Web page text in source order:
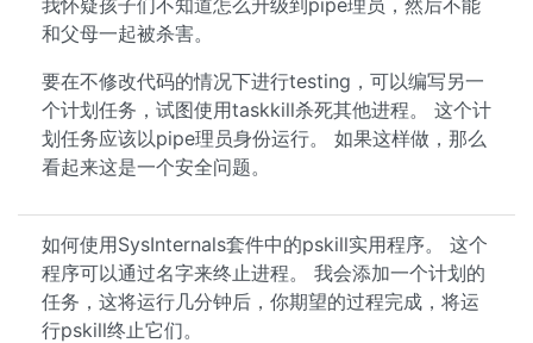
我怀疑孩子们不知道怎么升级到pipe理员，然后不能
和父母一起被杀害。
要在不修改代码的情况下进行testing，可以编写另一
个计划任务，试图使用taskkill杀死其他进程。 这个计
划任务应该以pipe理员身份运行。 如果这样做，那么
看起来这是一个安全问题。
如何使用SysInternals套件中的pskill实用程序。 这个
程序可以通过名字来终止进程。 我会添加一个计划的
任务，这将运行几分钟后，你期望的过程完成，将运
行pskill终止它们。